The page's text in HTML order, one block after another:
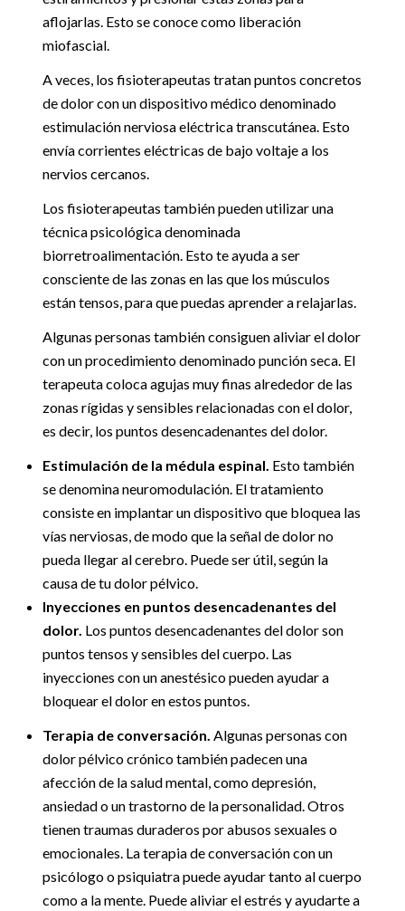
aflojarlas. Esto se conoce como liberación
miofascial.
A veces, los fisioterapeutas tratan puntos concretos
de dolor con un dispositivo médico denominado
estimulación nerviosa eléctrica transcutánea. Esto
envía corrientes eléctricas de bajo voltaje a los
nervios cercanos.
Los fisioterapeutas también pueden utilizar una
técnica psicológica denominada
biorretroalimentación. Esto te ayuda a ser
consciente de las zonas en las que los músculos
están tensos, para que puedas aprender a relajarlas.
Algunas personas también consiguen aliviar el dolor
con un procedimiento denominado punción seca. El
terapeuta coloca agujas muy finas alrededor de las
zonas rígidas y sensibles relacionadas con el dolor,
es decir, los puntos desencadenantes del dolor.
Estimulación de la médula espinal. Esto también
se denomina neuromodulación. El tratamiento
consiste en implantar un dispositivo que bloquea las
vías nerviosas, de modo que la señal de dolor no
pueda llegar al cerebro. Puede ser útil, según la
causa de tu dolor pélvico.
Inyecciones en puntos desencadenantes del
dolor. Los puntos desencadenantes del dolor son
puntos tensos y sensibles del cuerpo. Las
inyecciones con un anestésico pueden ayudar a
bloquear el dolor en estos puntos.
Terapia de conversación. Algunas personas con
dolor pélvico crónico también padecen una
afección de la salud mental, como depresión,
ansiedad o un trastorno de la personalidad. Otros
tienen traumas duraderos por abusos sexuales o
emocionales. La terapia de conversación con un
psicólogo o psiquiatra puede ayudar tanto al cuerpo
como a la mente. Puede aliviar el estrés y ayudarte a